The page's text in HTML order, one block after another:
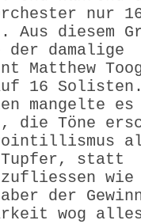
nur
Aus diesem
damalige
Matthew
16 Solisten.
mangelte es
die Töne
statt
wie
der
wog